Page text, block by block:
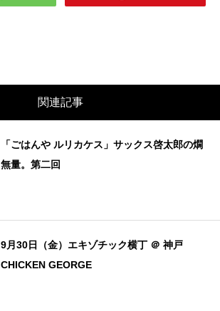
関連記事
「ごはんや ルリカケス」サックス啓太郎の燗
無量。第二回
9月30日（金）エキゾチック横丁 ＠ 神戸
CHICKEN GEORGE